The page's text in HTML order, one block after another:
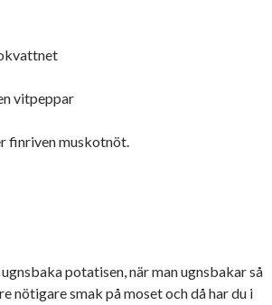
vitpeppar
finriven muskotnöt.
potatisen, när man ugnsbakar så
nötigare smak på moset och då har du i